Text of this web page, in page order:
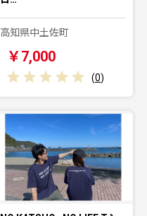
高知県中土佐町
￥7,000
(0)